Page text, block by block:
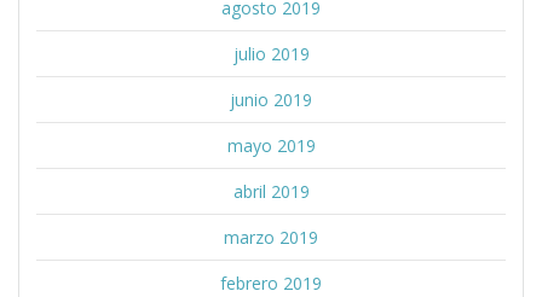
agosto 2019
julio 2019
junio 2019
mayo 2019
abril 2019
marzo 2019
febrero 2019